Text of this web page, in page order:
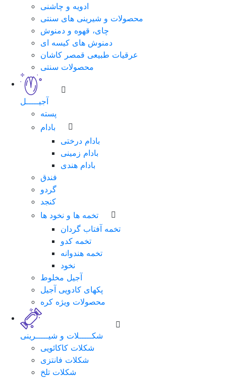
ادویه و چاشنی
محصولات و شیرینی های سنتی
چای، قهوه و دمنوش
دمنوش های کیسه ای
عرقیات طبیعی قمصر کاشان
محصولات سنتی
آجیـــــل
پسته
بادام
بادام درختی
بادام زمینی
بادام هندی
فندق
گردو
کنجد
تخمه ها و نخود ها
تخمه آفتاب گردان
تخمه کدو
تخمه هندوانه
نخود
آجیل مخلوط
پکهای کادویی آجیل
محصولات ویژه کره
شکـــــلات و شیـــــرینی
شکلات کاکائویی
شکلات فانتزی
شکلات تلخ